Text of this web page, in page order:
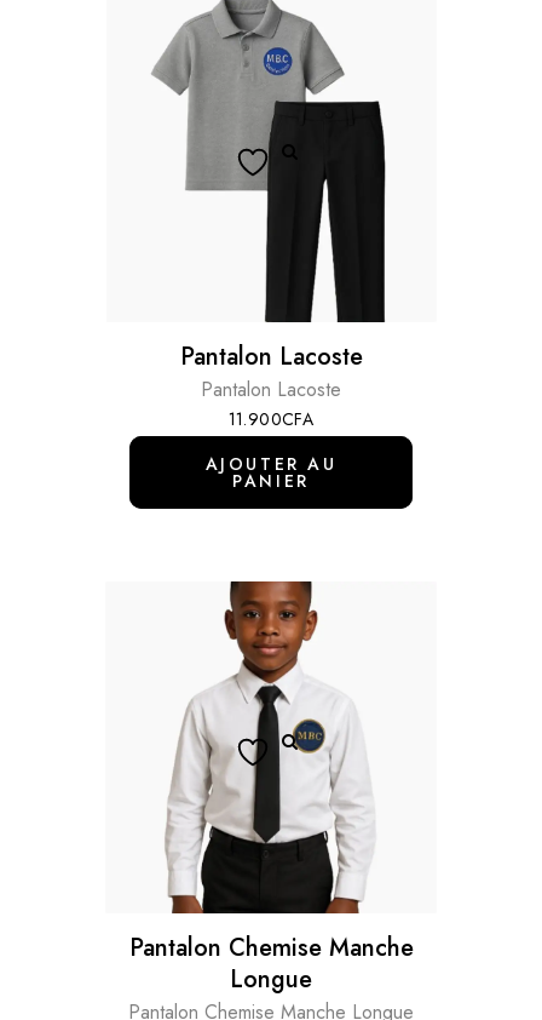
Pantalon Lacoste
Pantalon Lacoste
11.900CFA
AJOUTER AU
PANIER
Pantalon Chemise Manche
Longue
Pantalon Chemise Manche Longue